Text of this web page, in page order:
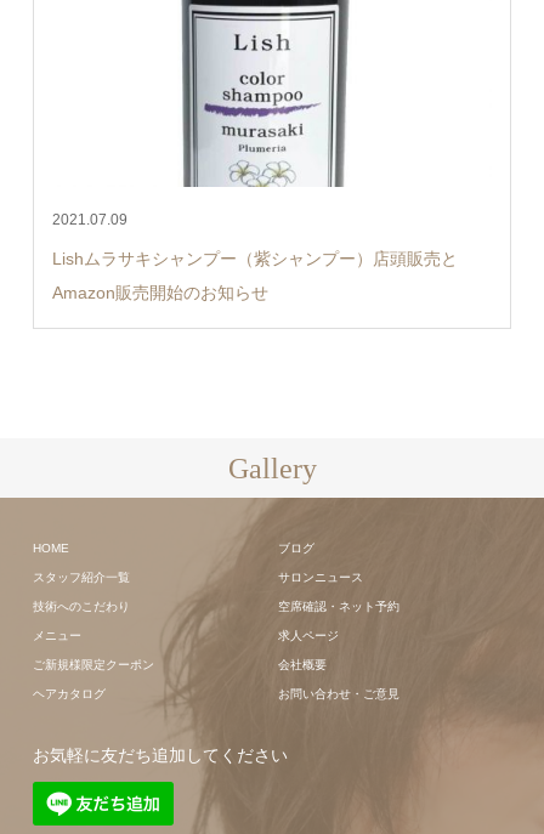
2021.07.09
Lishムラサキシャンプー（紫シャンプー）店頭販売と
Amazon販売開始のお知らせ
Gallery
HOME
スタッフ紹介一覧
技術へのこだわり
メニュー
ご新規様限定クーポン
ヘアカタログ
ブログ
サロンニュース
空席確認・ネット予約
求人ページ
会社概要
お問い合わせ・ご意見
お気軽に友だち追加してください